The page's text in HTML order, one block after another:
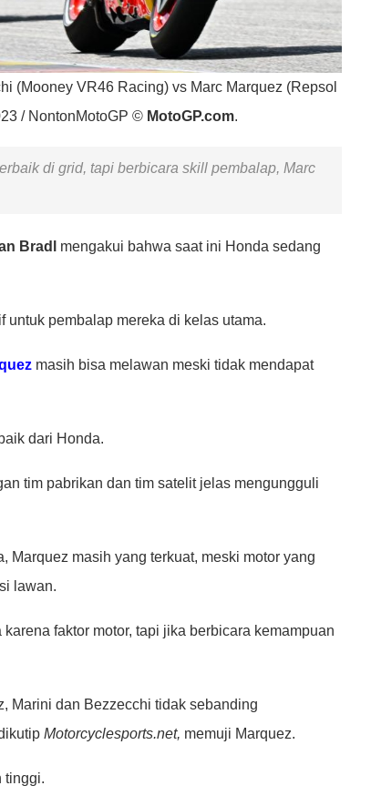
(Mooney VR46 Racing) vs Marc Marquez (Repsol
/ NontonMotoGP © MotoGP.com.
di grid, tapi berbicara skill pembalap, Marc
Bradl
mengakui bahwa saat ini Honda sedang
untuk pembalap mereka di kelas utama.
masih bisa melawan meski tidak mendapat
dari Honda.
tim pabrikan dan tim satelit jelas mengungguli
Marquez masih yang terkuat, meski motor yang
lawan.
faktor motor, tapi jika berbicara kemampuan
Marini dan Bezzecchi tidak sebanding
Motorcyclesports.net, memuji Marquez.
tinggi.